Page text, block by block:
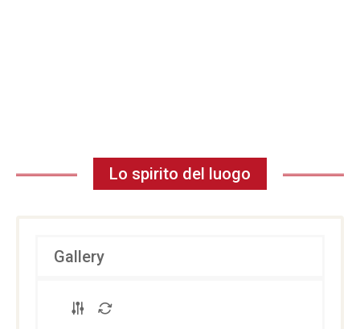
Lo spirito del luogo
Gallery